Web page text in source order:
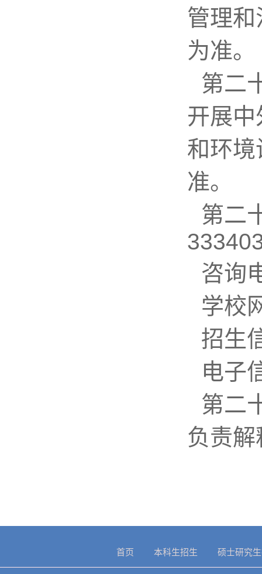
管理
为准。
第二
开展
和环
准。
第二
咨询
学校
招生
电子
第二
负责解
首页 本科生招生 硕士研究